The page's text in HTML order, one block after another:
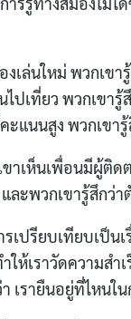
เล่นใหม่ พวกเขา
ปเที่ยว พวกเขารู้
แนนสูง พวกเขารู้
าเห็นเพื่อนมีผู้ติด
ละพวกเขารู้สึกว่า
เปรียบเทียบเป็นเ
ให้เราวัดความสำ
เรายืนอยู่ที่ไหนใ